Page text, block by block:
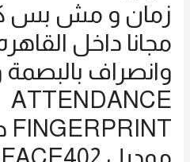
زمان و مش بس
مجانا داخل
ATTENDANCE